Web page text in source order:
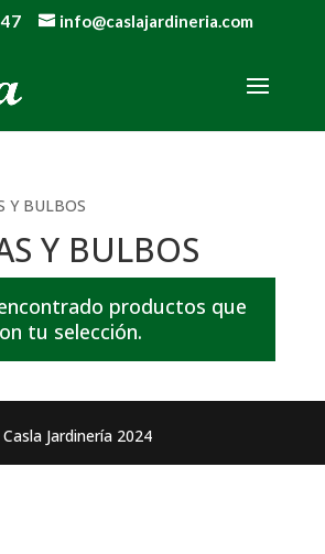
info@caslajardineria.com
Y BULBOS
Y BULBOS
productos que
tu selección.
Casla Jardinería 2024